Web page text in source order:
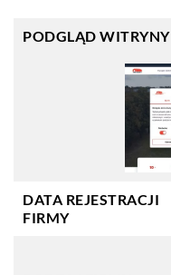
PODGLĄD WITRYNY
DATA REJESTRACJI
FIRMY